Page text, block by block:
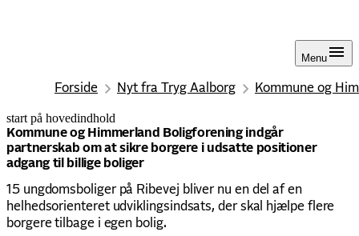
Menu
Forside Nyt fra Tryg Aalborg Kommune og
start på hovedindhold
Kommune og Himmerland Boligforening indgår
partnerskab om at sikre borgere i udsatte positioner
adgang til billige boliger
15 ungdomsboliger på Ribevej bliver nu en del af en
helhedsorienteret udviklingsindsats, der skal hjælpe flere
borgere tilbage i egen bolig.
senest opdateret 19. februar 2026